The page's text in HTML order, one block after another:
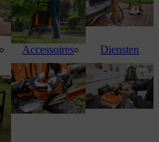
Accessoires Diensten